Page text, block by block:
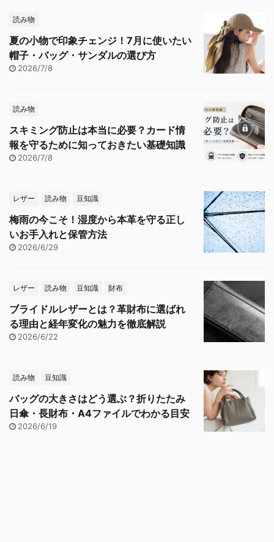
読み物
夏の小物で印象チェンジ！7月に使いたい
帽子・バッグ・サンダルの選び方
2026/7/8
読み物
スキミング防止は本当に必要？カード情
報を守るために知っておきたい基礎知識
2026/7/8
レザー 読み物 豆知識
梅雨の今こそ！湿度から本革を守る正し
いお手入れと保管方法
2026/6/29
レザー 読み物 豆知識 財布
ブライドルレザーとは？革財布に選ばれ
る理由と経年変化の魅力を徹底解説
2026/6/22
読み物 豆知識
バッグの大きさはどう選ぶ？折りたたみ
日傘・長財布・A4ファイルでわかる目安
2026/6/19